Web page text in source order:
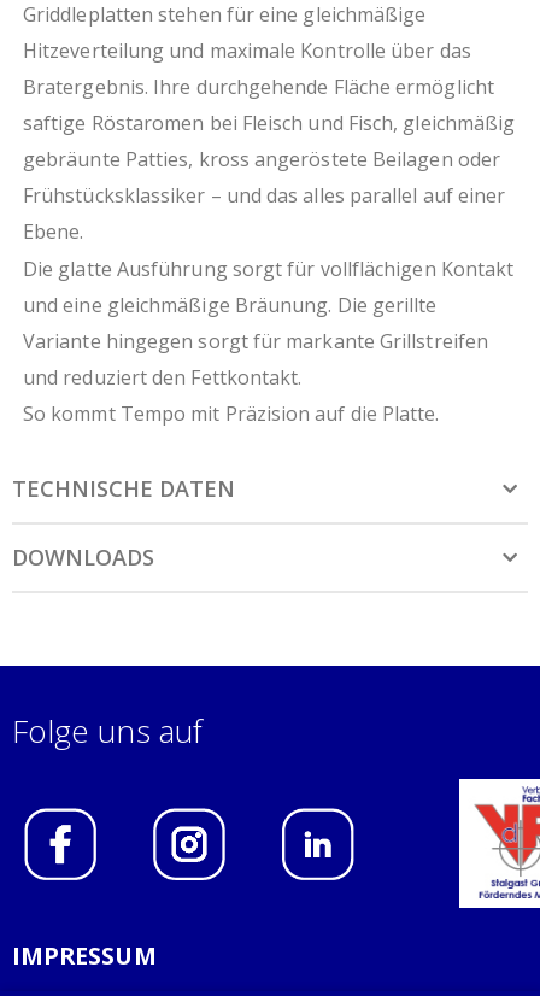
Griddleplatten stehen für eine gleichmäßige
Hitzeverteilung und maximale Kontrolle über das
Bratergebnis. Ihre durchgehende Fläche ermöglicht
saftige Röstaromen bei Fleisch und Fisch, gleichmäßig
gebräunte Patties, kross angeröstete Beilagen oder
Frühstücksklassiker – und das alles parallel auf einer
Ebene.
Die glatte Ausführung sorgt für vollflächigen Kontakt
und eine gleichmäßige Bräunung. Die gerillte
Variante hingegen sorgt für markante Grillstreifen
und reduziert den Fettkontakt.
So kommt Tempo mit Präzision auf die Platte.
TECHNISCHE DATEN
DOWNLOADS
Folge uns auf
IMPRESSUM